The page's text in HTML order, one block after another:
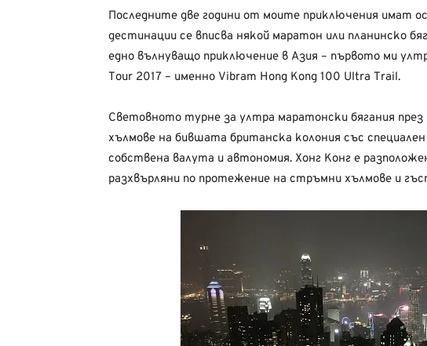
Последните две години от моите приключения имат
дестинации се вписва някой маратон или планинско
едно вълнуващо приключение в Азия – първото ми
Tour 2017 – именно Vibram Hong Kong 100 Ultra Trail.
Световното турне за ултра маратонски бягания
хълмове на бившата британска колония със
собствена валута и автономия. Хонг Конг е
разхвърляни по протежение на стръмни хълмове и